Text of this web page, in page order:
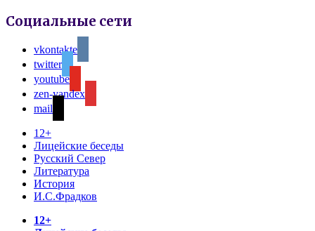
Социальные сети
vkontakte
twitter
youtube
zen-yandex
mail
12+
Лицейские беседы
Русский Север
Литература
История
И.С.Фрадков
12+